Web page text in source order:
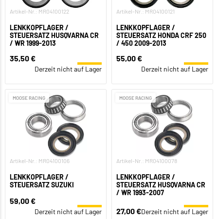
Artikel-Nr.: MR04100122
LENKKOPFLAGER /
STEUERSATZ HUSQVARNA CR
/ WR 1999-2013
35,50 €
Derzeit nicht auf Lager
Artikel-Nr.: MR04100121
LENKKOPFLAGER /
STEUERSATZ HONDA CRF 250
/ 450 2009-2013
55,00 €
Derzeit nicht auf Lager
MOOSE RACING
Artikel-Nr.: MR04100106
LENKKOPFLAGER /
STEUERSATZ SUZUKI
59,00 €
Derzeit nicht auf Lager
MOOSE RACING
Artikel-Nr.: MR04100078
LENKKOPFLAGER /
STEUERSATZ HUSQVARNA CR
/ WR 1993-2007
27,00 €Derzeit nicht auf Lager